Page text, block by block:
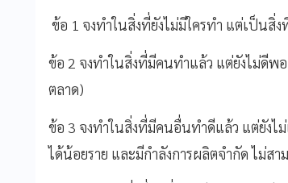
ข้อ 1 จงทำในสิ่งที่ยังไม่มีใครทำ แต่เป็นสิ่ง
ข้อ 2 จงทำในสิ่งที่มีคนทำแล้ว แต่ยังไม่ดีพ
ตลาด)
ข้อ 3 จงทำในสิ่งที่มีคนอื่นทำดีแล้ว แต่ยังไ
ได้น้อยราย และมีกำลังการผลิตจำกัด ไม่ส